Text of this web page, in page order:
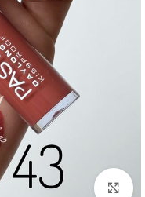
بزرگنمایی تصویر